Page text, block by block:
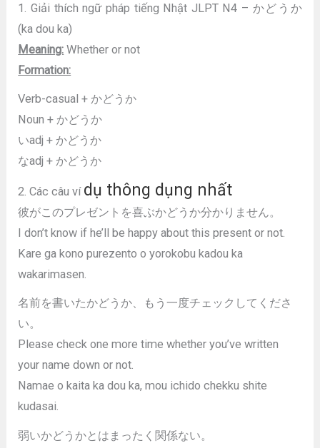
1. Giải thích ngữ pháp tiếng Nhật JLPT N4 – かどうか
(ka dou ka)
Meaning: Whether or not
Formation:
Verb-casual + かどうか
Noun + かどうか
いadj + かどうか
なadj + かどうか
2. Các câu ví dụ thông dụng nhất
彼がこのプレゼントを喜ぶかどうか分かりません。
I don’t know if he’ll be happy about this present or not.
Kare ga kono purezento o yorokobu kadou ka
wakarimasen.
名前を書いたかどうか、もう一度チェックしてくださ
い。
Please check one more time whether you’ve written
your name down or not.
Namae o kaita ka dou ka, mou ichido chekku shite
kudasai.
弱いかどうかとはまったく関係ない。